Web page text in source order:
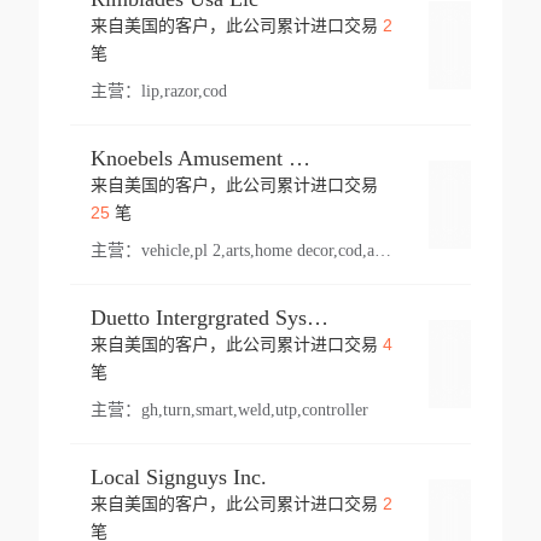
来自美国的客户，此公司累计进口交易 2
笔
主营： lip,razor,cod
Knoebels Amusement Resort
来自美国的客户，此公司累计进口交易
25笔
主营： vehicle,pl 2,arts,home decor,cod,amusement ride,sea
Duetto Intergrgrated Systems Inc.
来自美国的客户，此公司累计进口交易 4
笔
主营： gh,turn,smart,weld,utp,controller
Local Signguys Inc.
来自美国的客户，此公司累计进口交易 2
笔